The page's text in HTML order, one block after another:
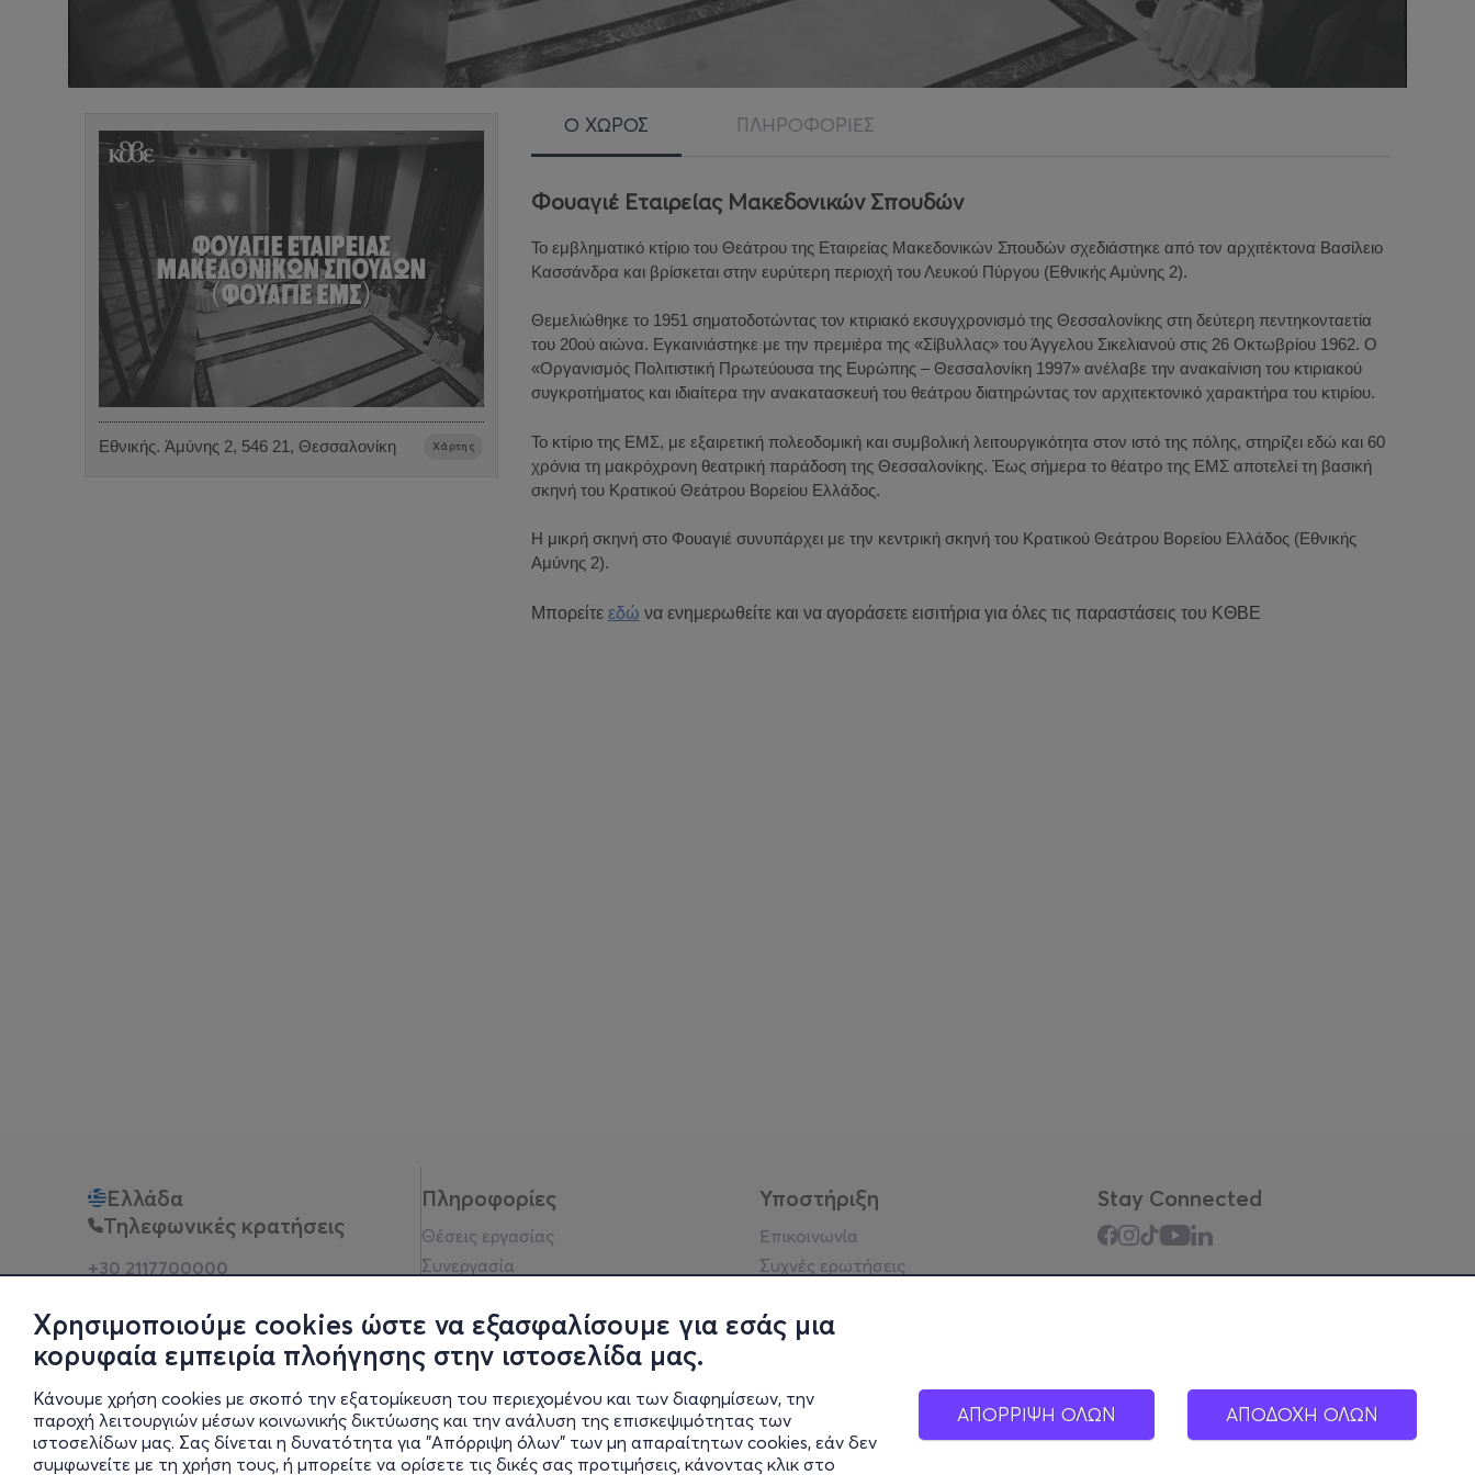
Χρησιμοποιούμε cookies ώστε να εξασφαλίσουμε για εσάς μια
κορυφαία εμπειρία πλοήγησης στην ιστοσελίδα μας.
Κάνουμε χρήση cookies με σκοπό την εξατομίκευση του περιεχομένου και των διαφημίσεων, την
παροχή λειτουργιών μέσων κοινωνικής δικτύωσης και την ανάλυση της επισκεψιμότητας των
ιστοσελίδων μας. Σας δίνεται η δυνατότητα για "Απόρριψη όλων" των μη απαραίτητων cookies, εάν δεν
συμφωνείτε με τη χρήση τους, ή μπορείτε να ορίσετε τις δικές σας προτιμήσεις, κάνοντας κλικ στο
ΑΠΟΡΡΙΨΗ ΟΛΩΝ ΑΠΟΔΟΧΗ ΟΛΩΝ
Εθνικής. Ἀμύνης 2, 546 21, Θεσσαλονίκη Χάρτης
Ο ΧΩΡΟΣ ΠΛΗΡΟΦΟΡΙΕΣ
Φουαγιέ Εταιρείας Μακεδονικών Σπουδών
Το εμβληματικό κτίριο του Θεάτρου της Εταιρείας Μακεδονικών Σπουδών σχεδιάστηκε από τον αρχιτέκτονα Βασίλειο
Κασσάνδρα και βρίσκεται στην ευρύτερη περιοχή του Λευκού Πύργου (Εθνικής Αμύνης 2).
Θεμελιώθηκε το 1951 σηματοδοτώντας τον κτιριακό εκσυγχρονισμό της Θεσσαλονίκης στη δεύτερη πεντηκονταετία
του 20ού αιώνα. Εγκαινιάστηκε με την πρεμιέρα της «Σίβυλλας» του Άγγελου Σικελιανού στις 26 Οκτωβρίου 1962. Ο
«Οργανισμός Πολιτιστική Πρωτεύουσα της Ευρώπης – Θεσσαλονίκη 1997» ανέλαβε την ανακαίνιση του κτιριακού
συγκροτήματος και ιδιαίτερα την ανακατασκευή του θεάτρου διατηρώντας τον αρχιτεκτονικό χαρακτήρα του κτιρίου.
Το κτίριο της ΕΜΣ, με εξαιρετική πολεοδομική και συμβολική λειτουργικότητα στον ιστό της πόλης, στηρίζει εδώ και 60
χρόνια τη μακρόχρονη θεατρική παράδοση της Θεσσαλονίκης. Έως σήμερα το θέατρο της ΕΜΣ αποτελεί τη βασική
σκηνή του Κρατικού Θεάτρου Βορείου Ελλάδος.
Η μικρή σκηνή στο Φουαγιέ συνυπάρχει με την κεντρική σκηνή του Κρατικού Θεάτρου Βορείου Ελλάδος (Εθνικής
Αμύνης 2).
Μπορείτε εδώ να ενημερωθείτε και να αγοράσετε εισιτήρια για όλες τις παραστάσεις του ΚΘΒΕ
Ελλάδα
Τηλεφωνικές κρατήσεις
+30 2117700000
Φυσικά σημεία
Πληροφορίες
Θέσεις εργασίας
Συνεργασία
Πολιτική απορρήτου
Νομική σημείωση
Blog
Οικονομικά στοιχεία
Υποστήριξη
Επικοινωνία
Συχνές ερωτήσεις
Υπηρεσίες
Σύνδεση reseller
Stay Connected